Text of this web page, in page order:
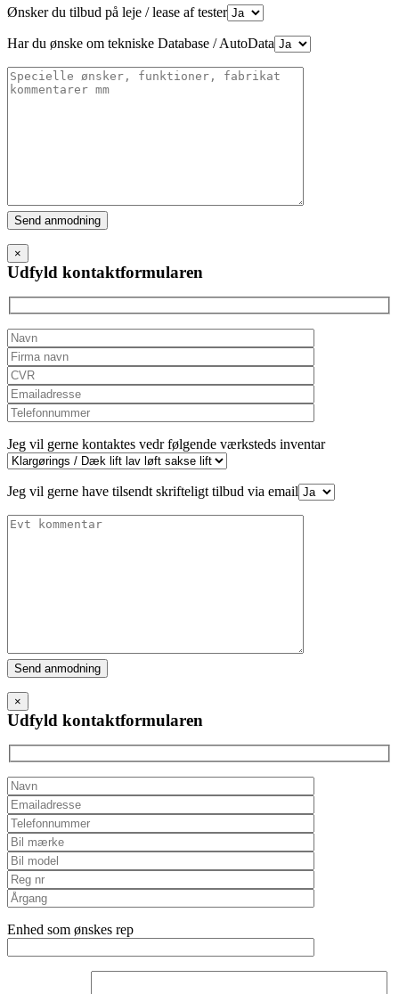
Ønsker du tilbud på leje / lease af tester
Har du ønske om tekniske Database / AutoData
Please
leave
this
field
empty.
×
Udfyld kontaktformularen
Jeg vil gerne kontaktes vedr følgende værksteds inventar
Jeg vil gerne have tilsendt skrifteligt tilbud via email
Please
leave
this
field
empty.
×
Udfyld kontaktformularen
Enhed som ønskes rep